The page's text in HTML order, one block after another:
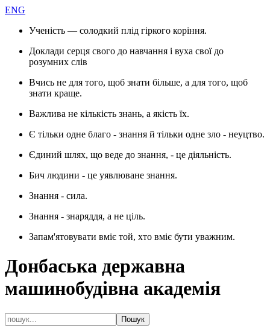
ENG
Ученість — солодкий плід гіркого коріння.
Доклади серця свого до навчання і вуха свої до
розумних слів
Вчись не для того, щоб знати більше, а для того, щоб
знати краще.
Важлива не кількість знань, а якість їх.
Є тільки одне благо - знання й тільки одне зло - неуцтво.
Єдиний шлях, що веде до знання, - це діяльність.
Бич людини - це уявлюване знання.
Знання - сила.
Знання - знаряддя, а не ціль.
Запам'ятовувати вміє той, хто вміє бути уважним.
Донбаська державна
машинобудівна академія